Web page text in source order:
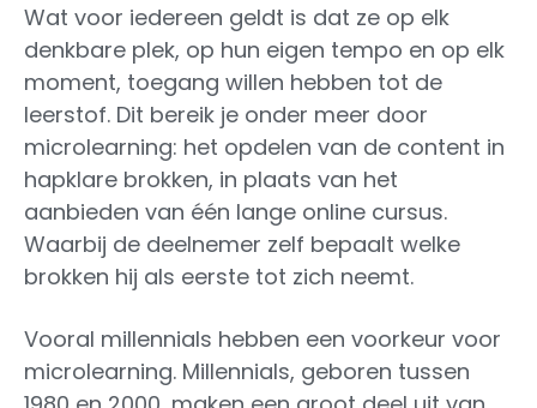
Wat voor iedereen geldt is dat ze op elk
denkbare plek, op hun eigen tempo en op elk
moment, toegang willen hebben tot de
leerstof. Dit bereik je onder meer door
microlearning: het opdelen van de content in
hapklare brokken, in plaats van het
aanbieden van één lange online cursus.
Waarbij de deelnemer zelf bepaalt welke
brokken hij als eerste tot zich neemt.
Vooral millennials hebben een voorkeur voor
microlearning. Millennials, geboren tussen